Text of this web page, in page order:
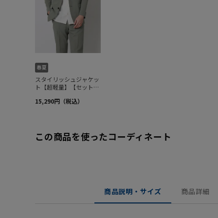
この商品を使ったコーディネート
商品説明・サイズ 商品詳細